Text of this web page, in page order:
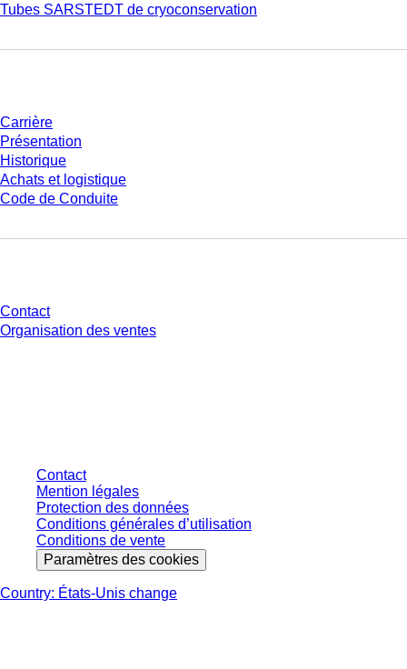
Tubes SARSTEDT de cryoconservation
Carrière
Présentation
Historique
Achats et logistique
Code de Conduite
Contact
Organisation des ventes
Contact
Mention légales
Protection des données
Conditions générales d’utilisation
Conditions de vente
Paramètres des cookies
Country: États-Unis change